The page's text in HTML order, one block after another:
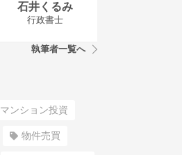
石井くるみ
行政書士
執筆者一覧へ
マンション投資
物件売買